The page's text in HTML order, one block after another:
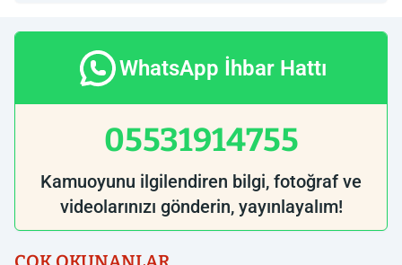
WhatsApp İhbar Hattı
05531914755
Kamuoyunu ilgilendiren bilgi, fotoğraf ve
videolarınızı gönderin, yayınlayalım!